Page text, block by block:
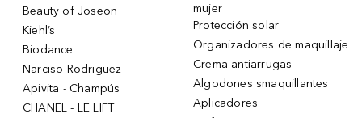
Beauty of Joseon
Kiehl’s
Biodance
Narciso Rodriguez
Apivita - Champús
CHANEL - LE LIFT
mujer
Protección solar
Organizadores de maquillaje
Crema antiarrugas
Algodones smaquillantes
Aplicadores